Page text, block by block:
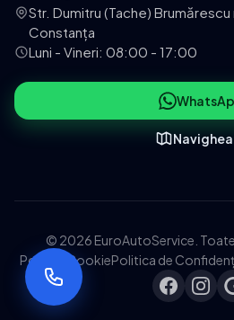
Str. Dumitru (Tache)
Constanța
Luni - Vineri: 08:00 - 17:00
© 2026 EuroAutoService.
Politica CookiePolitica de